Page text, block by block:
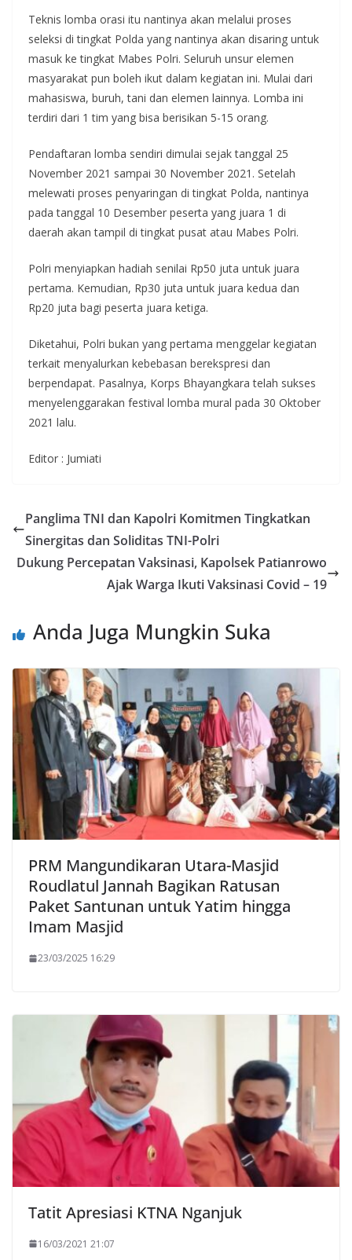
Teknis lomba orasi itu nantinya akan melalui proses
seleksi di tingkat Polda yang nantinya akan disaring untuk
masuk ke tingkat Mabes Polri. Seluruh unsur elemen
masyarakat pun boleh ikut dalam kegiatan ini. Mulai dari
mahasiswa, buruh, tani dan elemen lainnya. Lomba ini
terdiri dari 1 tim yang bisa berisikan 5-15 orang.
Pendaftaran lomba sendiri dimulai sejak tanggal 25
November 2021 sampai 30 November 2021. Setelah
melewati proses penyaringan di tingkat Polda, nantinya
pada tanggal 10 Desember peserta yang juara 1 di
daerah akan tampil di tingkat pusat atau Mabes Polri.
Polri menyiapkan hadiah senilai Rp50 juta untuk juara
pertama. Kemudian, Rp30 juta untuk juara kedua dan
Rp20 juta bagi peserta juara ketiga.
Diketahui, Polri bukan yang pertama menggelar kegiatan
terkait menyalurkan kebebasan berekspresi dan
berpendapat. Pasalnya, Korps Bhayangkara telah sukses
menyelenggarakan festival lomba mural pada 30 Oktober
2021 lalu.
Editor : Jumiati
Panglima TNI dan Kapolri Komitmen Tingkatkan
Sinergitas dan Soliditas TNI-Polri
Dukung Percepatan Vaksinasi, Kapolsek Patianrowo
Ajak Warga Ikuti Vaksinasi Covid – 19
Anda Juga Mungkin Suka
PRM Mangundikaran Utara-Masjid
Roudlatul Jannah Bagikan Ratusan
Paket Santunan untuk Yatim hingga
Imam Masjid
23/03/2025 16:29
Tatit Apresiasi KTNA Nganjuk
16/03/2021 21:07